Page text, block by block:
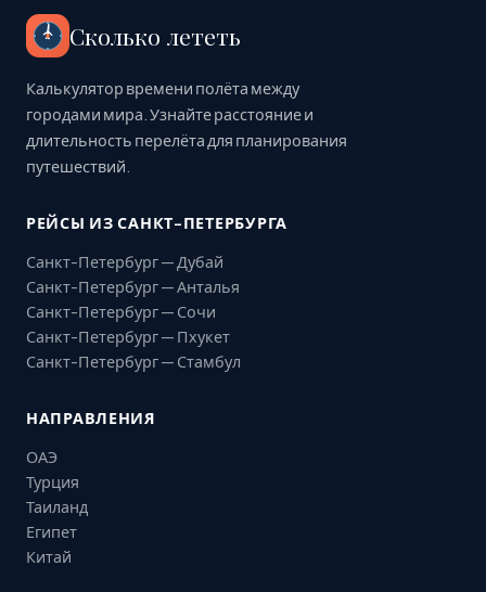
Сколько лететь
Калькулятор времени полёта между
городами мира. Узнайте расстояние и
длительность перелёта для планирования
путешествий.
РЕЙСЫ ИЗ САНКТ-ПЕТЕРБУРГА
Санкт-Петербург — Дубай
Санкт-Петербург — Анталья
Санкт-Петербург — Сочи
Санкт-Петербург — Пхукет
Санкт-Петербург — Стамбул
НАПРАВЛЕНИЯ
ОАЭ
Турция
Таиланд
Египет
Китай